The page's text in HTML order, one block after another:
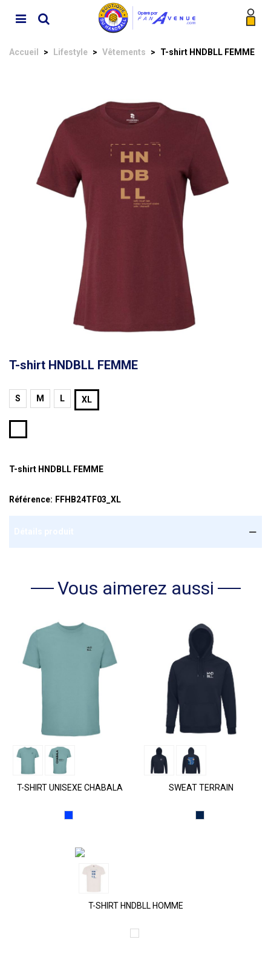
Accueil > Lifestyle > Vêtements > T-shirt HNDBLL FEMME
T-shirt HNDBLL FEMME
S M L XL
T-shirt HNDBLL FEMME
Référence: FFHB24TF03_XL
Vous aimerez aussi
T-SHIRT UNISEXE CHABALA SWEAT TERRAIN
T-SHIRT HNDBLL HOMME